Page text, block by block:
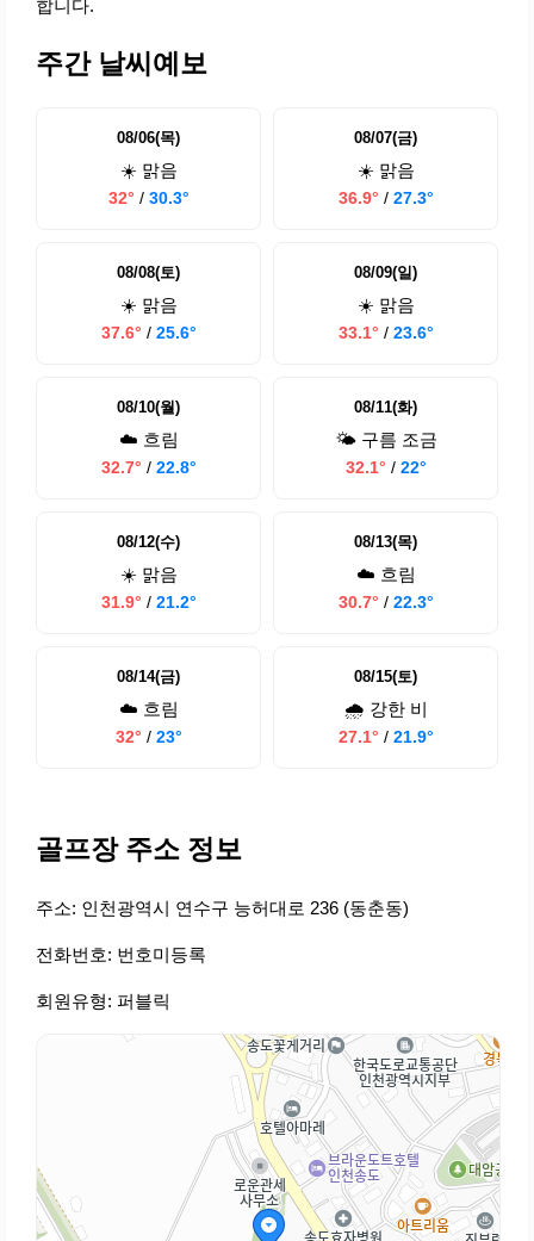
합니다.
주간 날씨예보
08/06(목)
☀️ 맑음
32° / 30.3°
08/07(금)
☀️ 맑음
36.9° / 27.3°
08/08(토)
☀️ 맑음
37.6° / 25.6°
08/09(일)
☀️ 맑음
33.1° / 23.6°
08/10(월)
☁️ 흐림
32.7° / 22.8°
08/11(화)
🌤️ 구름 조금
32.1° / 22°
08/12(수)
☀️ 맑음
31.9° / 21.2°
08/13(목)
☁️ 흐림
30.7° / 22.3°
08/14(금)
☁️ 흐림
32° / 23°
08/15(토)
🌧️ 강한 비
27.1° / 21.9°
골프장 주소 정보
주소: 인천광역시 연수구 능허대로 236 (동춘동)
전화번호: 번호미등록
회원유형: 퍼블릭